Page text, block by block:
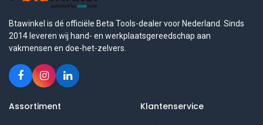
Btawinkel is dé officiële Beta Tools-dealer voor Nederland. Sinds
2014 leveren wij hand- en werkplaatsgereedschap aan
vakmensen en doe-het-zelvers.
Assortiment Klantenservice